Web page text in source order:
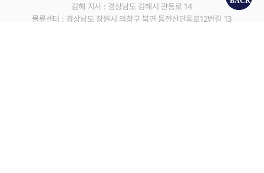
김해 지사 : 경상남도 김해시 관동로 14
물류센터 : 경상남도 창원시 의창구 북면 동전산단동로12번길 13